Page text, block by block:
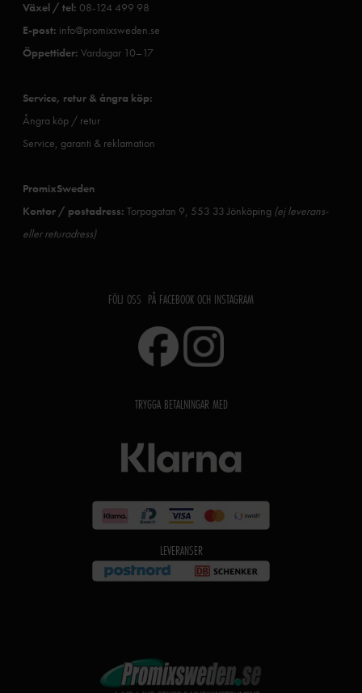
Växel / tel: 08-124 499 98
E-post: info@promixsweden.se
Öppettider: Vardagar 10–17
Service, retur & ångra köp:
Ångra köp / retur
Service, garanti & reklamation
PromixSweden
Kontor / postadress: Torpagatan 9, 553 33 Jönköping (ej leverans-
eller returadress)
FÖLJ OSS PÅ FACEBOOK OCH INSTAGRAM
TRYGGA BETALNINGAR MED
LEVERANSER